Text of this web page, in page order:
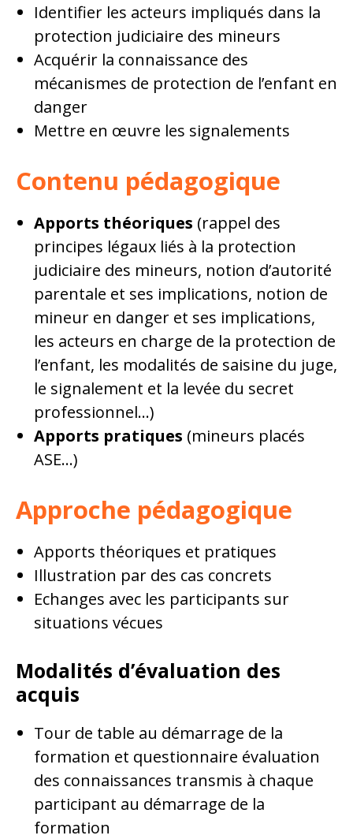
Identifier les acteurs impliqués dans la
protection judiciaire des mineurs
Acquérir la connaissance des
mécanismes de protection de l’enfant en
danger
Mettre en œuvre les signalements
Contenu pédagogique
Apports théoriques (rappel des
principes légaux liés à la protection
judiciaire des mineurs, notion d’autorité
parentale et ses implications, notion de
mineur en danger et ses implications,
les acteurs en charge de la protection de
l’enfant, les modalités de saisine du juge,
le signalement et la levée du secret
professionnel…)
Apports pratiques (mineurs placés
ASE…)
Approche pédagogique
Apports théoriques et pratiques
Illustration par des cas concrets
Echanges avec les participants sur
situations vécues
Modalités d’évaluation des
acquis
Tour de table au démarrage de la
formation et questionnaire évaluation
des connaissances transmis à chaque
participant au démarrage de la
formation